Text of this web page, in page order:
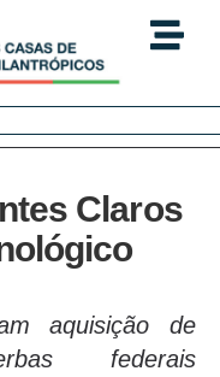
Claros
aquisição de
federais